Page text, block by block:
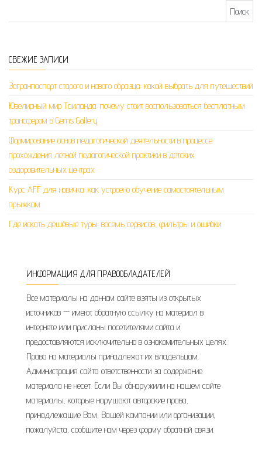
СВЕЖИЕ ЗАПИСИ
Загранпаспорт старого и нового образца: какой выбрать для путешествий
Ювелирный мир Таиланда: почему стоит воспользоваться бесплатным
трансфером в Gems Gallery
Формирование основ педагогической деятельности в процессе
прохождения летней педагогической практики в детских
оздоровительных центрах
Курс AFF для новичка: как устроено обучение самостоятельным
прыжкам
Где искать дешёвые туры: восемь сервисов, фильтры и ошибки
ИНФОРМАЦИЯ ДЛЯ ПРАВООБЛАДАТЕЛЕЙ
Все материалы на данном сайте взяты из открытых
источников — имеют обратную ссылку на материал в
интернете или присланы посетителями сайта и
предоставляются исключительно в ознакомительных целях.
Права на материалы принадлежат их владельцам.
Администрация сайта ответственности за содержание
материала не несет. Если Вы обнаружили на нашем сайте
материалы, которые нарушают авторские права,
принадлежащие Вам, Вашей компании или организации,
пожалуйста, сообщите нам через форму обратной связи.